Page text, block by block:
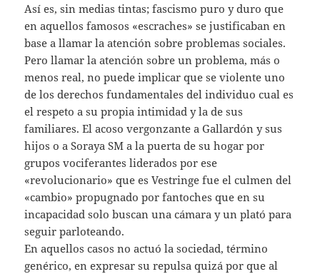
Así es, sin medias tintas; fascismo puro y duro que
en aquellos famosos «escraches» se justificaban en
base a llamar la atención sobre problemas sociales.
Pero llamar la atención sobre un problema, más o
menos real, no puede implicar que se violente uno
de los derechos fundamentales del individuo cual es
el respeto a su propia intimidad y la de sus
familiares. El acoso vergonzante a Gallardón y sus
hijos o a Soraya SM a la puerta de su hogar por
grupos vociferantes liderados por ese
«revolucionario» que es Vestringe fue el culmen del
«cambio» propugnado por fantoches que en su
incapacidad solo buscan una cámara y un plató para
seguir parloteando.
En aquellos casos no actuó la sociedad, término
genérico, en expresar su repulsa quizá por que al